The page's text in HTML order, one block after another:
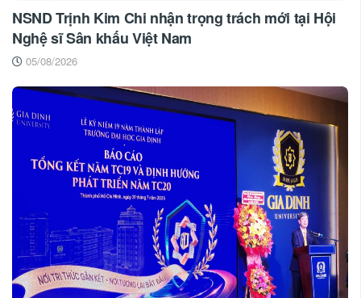
NSND Trịnh Kim Chi nhận trọng trách mới tại Hội
Nghệ sĩ Sân khấu Việt Nam
05/08/2026